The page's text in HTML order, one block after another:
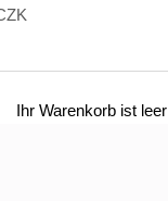
Ihr Warenkorb ist leer